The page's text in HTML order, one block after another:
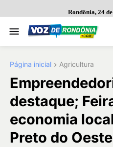
Rondônia, 24
Página inicial Agricultura
destaque;
economia
Preto do Oeste